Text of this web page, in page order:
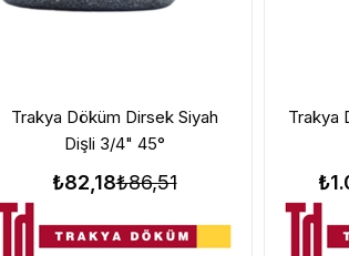
Trakya Döküm Dirsek Siyah
Dişli 3/4" 45°
₺82,18₺86,51
Trakya